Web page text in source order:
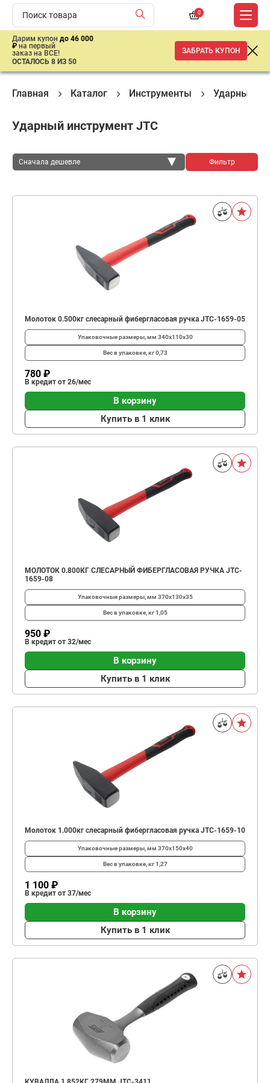
0
Дарим купон до 46 000
₽ на первый
заказ на ВСЕ!
ОСТАЛОСЬ 8 ИЗ 50
ЗАБРАТЬ КУПОН
Главная Каталог Инструменты Ударный
Ударный инструмент JTC
Сначала дешевле Фильтр
Молоток 0.500кг слесарный фибергласовая ручка JTC-1659-05
Упаковочные размеры, мм 340х110х30
Вес в упаковке, кг0,73
780 ₽
В кредит от 26/мес
В корзину
Купить в 1 клик
МОЛОТОК 0.800КГ СЛЕСАРНЫЙ ФИБЕРГЛАСОВАЯ РУЧКА JTC-
1659-08
Упаковочные размеры, мм 370х130х35
Вес в упаковке, кг1,05
950 ₽
В кредит от 32/мес
В корзину
Купить в 1 клик
Молоток 1.000кг слесарный фибергласовая ручка JTC-1659-10
Упаковочные размеры, мм 370х150х40
Вес в упаковке, кг1,27
1 100 ₽
В кредит от 37/мес
В корзину
Купить в 1 клик